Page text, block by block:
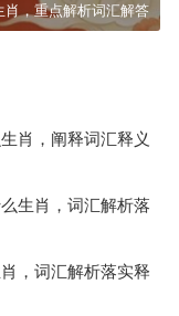
肖，重点解析词汇解答
肖，阐释词汇释义
生肖，词汇解析落
，词汇解析落实释